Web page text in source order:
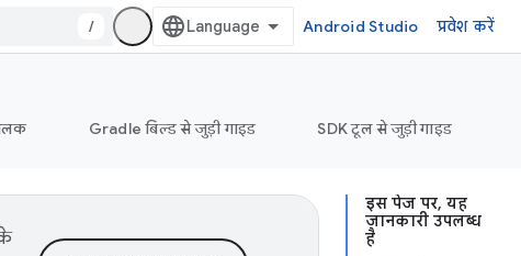
/ Android Studio प्रवेश करें
Gradle बिल्ड से जुड़ी गाइड SDK टूल से जुड़ी गाइड
इस पेज पर, यह
जानकारी उपलब्ध
है